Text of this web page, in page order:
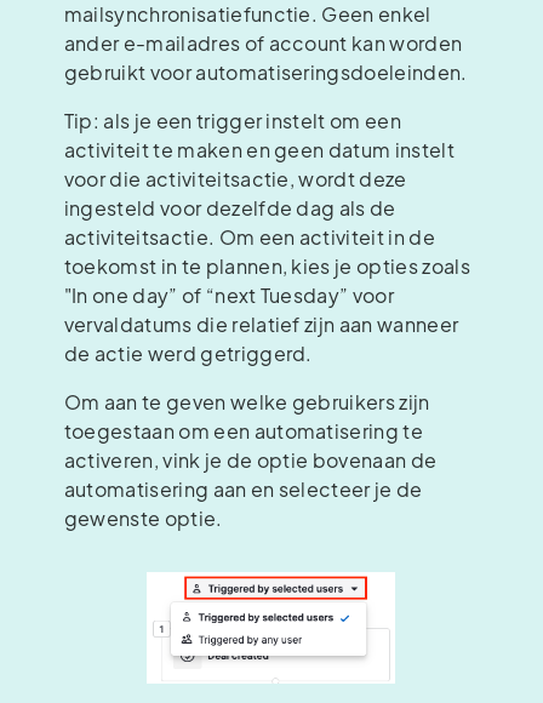
mailsynchronisatiefunctie. Geen enkel
ander e-mailadres of account kan worden
gebruikt voor automatiseringsdoeleinden.
Tip: als je een trigger instelt om een
activiteit te maken en geen datum instelt
voor die activiteitsactie, wordt deze
ingesteld voor dezelfde dag als de
activiteitsactie. Om een activiteit in de
toekomst in te plannen, kies je opties zoals
"In one day” of “next Tuesday” voor
vervaldatums die relatief zijn aan wanneer
de actie werd getriggerd.
Om aan te geven welke gebruikers zijn
toegestaan om een automatisering te
activeren, vink je de optie bovenaan de
automatisering aan en selecteer je de
gewenste optie.